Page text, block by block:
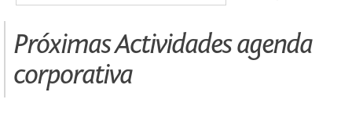
Próximas Actividades agenda
corporativa